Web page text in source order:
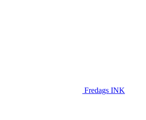
Fredags INK